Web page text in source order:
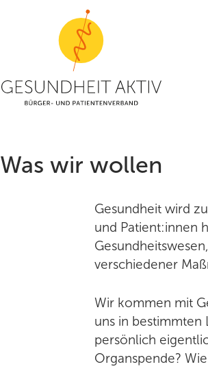
Was wir wollen
Gesundheit wird
und Patient:innen
verschiedener
Wir kommen mit
uns in bestimmten
persönlich
Organspende?